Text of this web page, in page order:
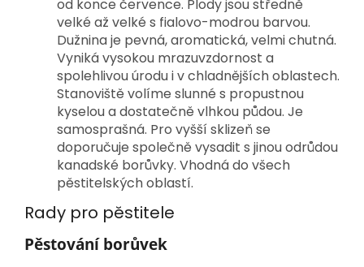
od konce července. Plody jsou středně
velké až velké s fialovo-modrou barvou.
Dužnina je pevná, aromatická, velmi chutná.
Vyniká vysokou mrazuvzdornost a
spolehlivou úrodu i v chladnějších oblastech.
Stanoviště volíme slunné s propustnou
kyselou a dostatečně vlhkou půdou. Je
samosprašná. Pro vyšší sklizeň se
doporučuje společně vysadit s jinou odrůdou
kanadské borůvky. Vhodná do všech
pěstitelských oblastí.
Rady pro pěstitele
Pěstování borůvek